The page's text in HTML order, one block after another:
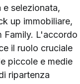
selezionata,
up immobiliare,
Family. L'accordo
il ruolo cruciale
piccole e medie
ripartenza